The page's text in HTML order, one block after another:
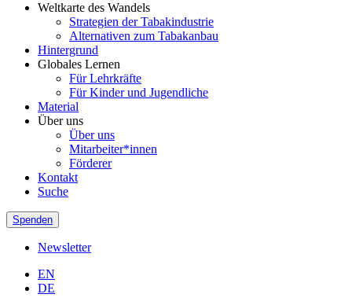
Weltkarte des Wandels
Strategien der Tabakindustrie
Alternativen zum Tabakanbau
Hintergrund
Globales Lernen
Für Lehrkräfte
Für Kinder und Jugendliche
Material
Über uns
Über uns
Mitarbeiter*innen
Förderer
Kontakt
Suche
Spenden
Newsletter
EN
DE